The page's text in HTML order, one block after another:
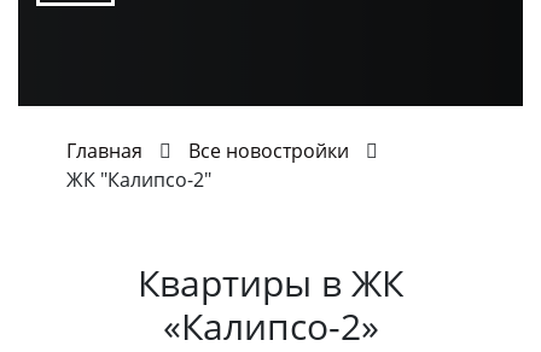
Главная
Все новостройки
ЖК "Калипсо-2"
Квартиры в ЖК
«Калипсо-2»